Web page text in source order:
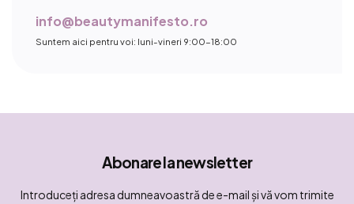
info@beautymanifesto.ro
Suntem aici pentru voi: luni-vineri 9:00-18:00
Abonare la newsletter
Introduceţi adresa dumneavoastră de e-mail şi vă vom trimite